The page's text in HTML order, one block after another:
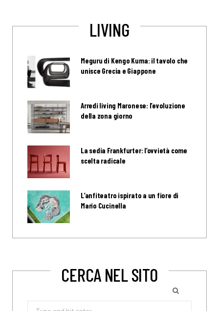
LIVING
Meguru di Kengo Kuma: il tavolo che
unisce Grecia e Giappone
Arredi living Maronese: l’evoluzione
della zona giorno
La sedia Frankfurter: l’ovvietà come
scelta radicale
L’anfiteatro ispirato a un fiore di
Mario Cucinella
CERCA NEL SITO